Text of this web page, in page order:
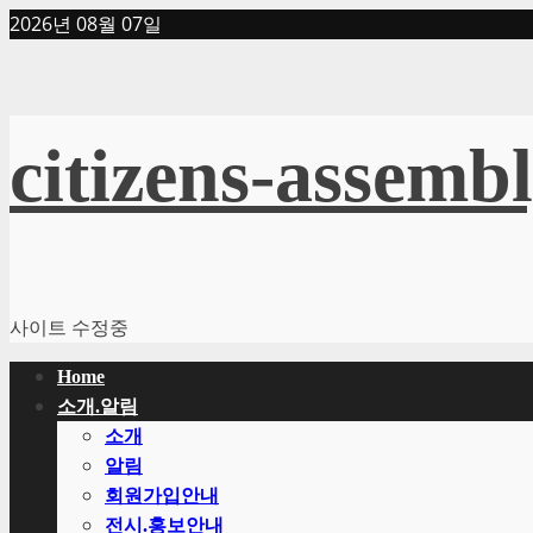
Skip
2026년 08월 07일
citizens-
사이트 수정중
Primary
Menu
Home
소개.알림
소개
알림
회원가입안내
전시.홍보안내